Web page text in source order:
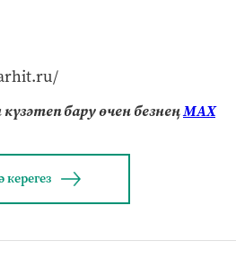
бару өчен безнеңМАХ